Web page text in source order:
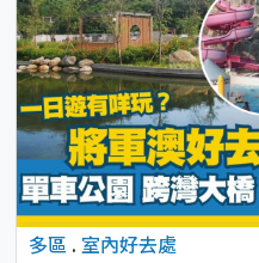
多區 . 室內好去處